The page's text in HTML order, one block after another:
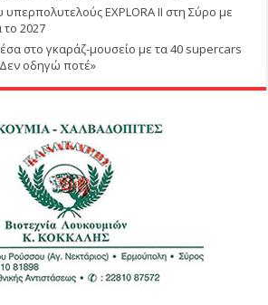
EXPLORA II στη Σύρο με
το 2027
στο γκαράζ-μουσείο με τα 40 supercars
οδηγώ ποτέ»